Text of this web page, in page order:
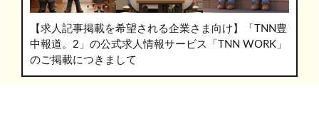
【求人記事掲載を希望される企業さま向け】「TNN豊
中報道。2」の公式求人情報サービス「TNN WORK」
のご掲載につきまして